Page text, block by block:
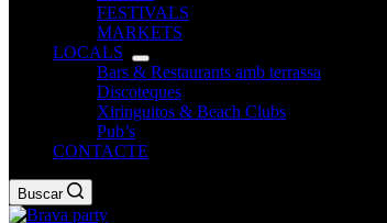
FESTIVALS
MARKETS
LOCALS
Bars & Restaurants amb terrassa
Discoteques
Xiringuitos & Beach Clubs
Pub’s
CONTACTE
Buscar